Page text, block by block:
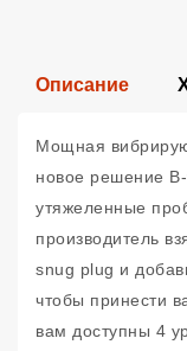
Описание
Мощная
новое решение
утяжеленные
производитель
snug plug и
чтобы принести
вам доступны 4